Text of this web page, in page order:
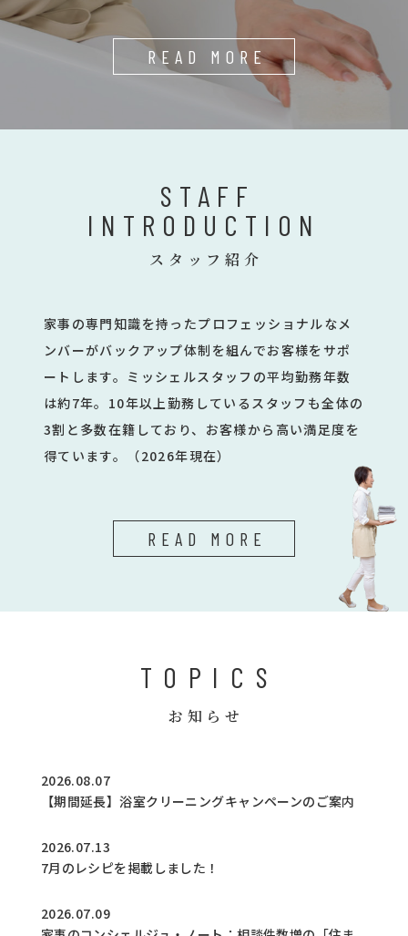
READ MORE
STAFF
INTRODUCTION
スタッフ紹介
家事の専門知識を持ったプロフェッショナルなメ
ンバーがバックアップ体制を組んでお客様をサポ
ートします。ミッシェルスタッフの平均勤務年数
は約7年。10年以上勤務しているスタッフも全体の
3割と多数在籍しており、お客様から高い満足度を
得ています。（2026年現在）
READ MORE
TOPICS
お知らせ
2026.08.07
【期間延長】浴室クリーニングキャンペーンのご案内
2026.07.13
7月のレシピを掲載しました！
2026.07.09